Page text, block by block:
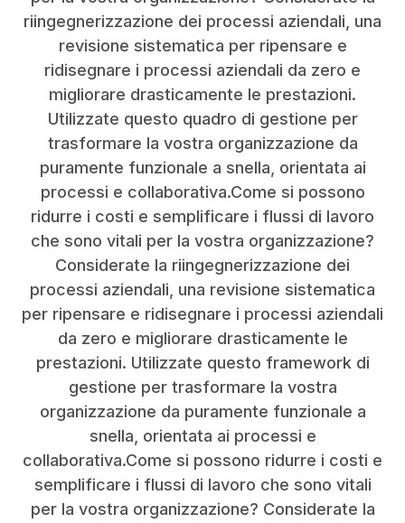
riingegnerizzazione dei processi aziendali, una
revisione sistematica per ripensare e
ridisegnare i processi aziendali da zero e
migliorare drasticamente le prestazioni.
Utilizzate questo quadro di gestione per
trasformare la vostra organizzazione da
puramente funzionale a snella, orientata ai
processi e collaborativa.Come si possono
ridurre i costi e semplificare i flussi di lavoro
che sono vitali per la vostra organizzazione?
Considerate la riingegnerizzazione dei
processi aziendali, una revisione sistematica
per ripensare e ridisegnare i processi aziendali
da zero e migliorare drasticamente le
prestazioni. Utilizzate questo framework di
gestione per trasformare la vostra
organizzazione da puramente funzionale a
snella, orientata ai processi e
collaborativa.Come si possono ridurre i costi e
semplificare i flussi di lavoro che sono vitali
per la vostra organizzazione? Considerate la